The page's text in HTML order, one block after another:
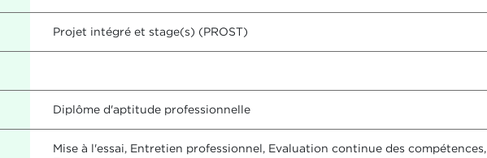
Projet intégré et stage(s) (PROST)
Diplôme d'aptitude professionnelle
Mise à l'essai, Entretien professionnel, Evaluation continue des compétences,